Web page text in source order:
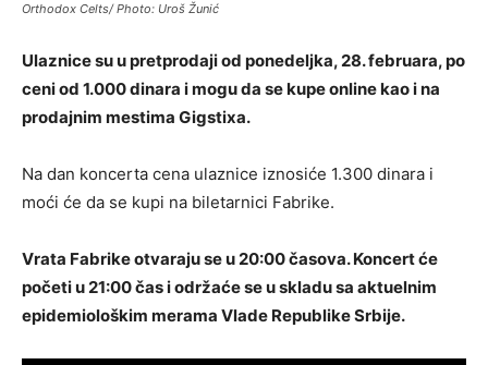
Orthodox Celts/ Photo: Uroš Žunić
Ulaznice su u pretprodaji od ponedeljka, 28. februara, po
ceni od 1.000 dinara i mogu da se kupe online kao i na
prodajnim mestima Gigstixa.
Na dan koncerta cena ulaznice iznosiće 1.300 dinara i
moći će da se kupi na biletarnici Fabrike.
Vrata Fabrike otvaraju se u 20:00 časova. Koncert će
početi u 21:00 čas i održaće se u skladu sa aktuelnim
epidemiološkim merama Vlade Republike Srbije.